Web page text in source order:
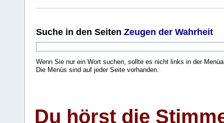
Suche in den Seiten Zeugen der Wahrheit
Wenn Sie nur ein Wort suchen, sollte es nicht links in der
Die Menüs sind auf jeder Seite vorhanden..
Du hörst die